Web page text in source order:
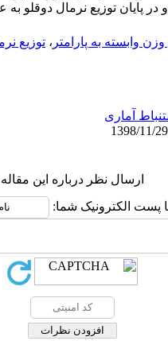
و در پایان توزیع نرمال
وزن وابسته به پارامتر ، توزیع
آماری
ارسال نظر درباره این مقاله
پست الکترونیک شما: